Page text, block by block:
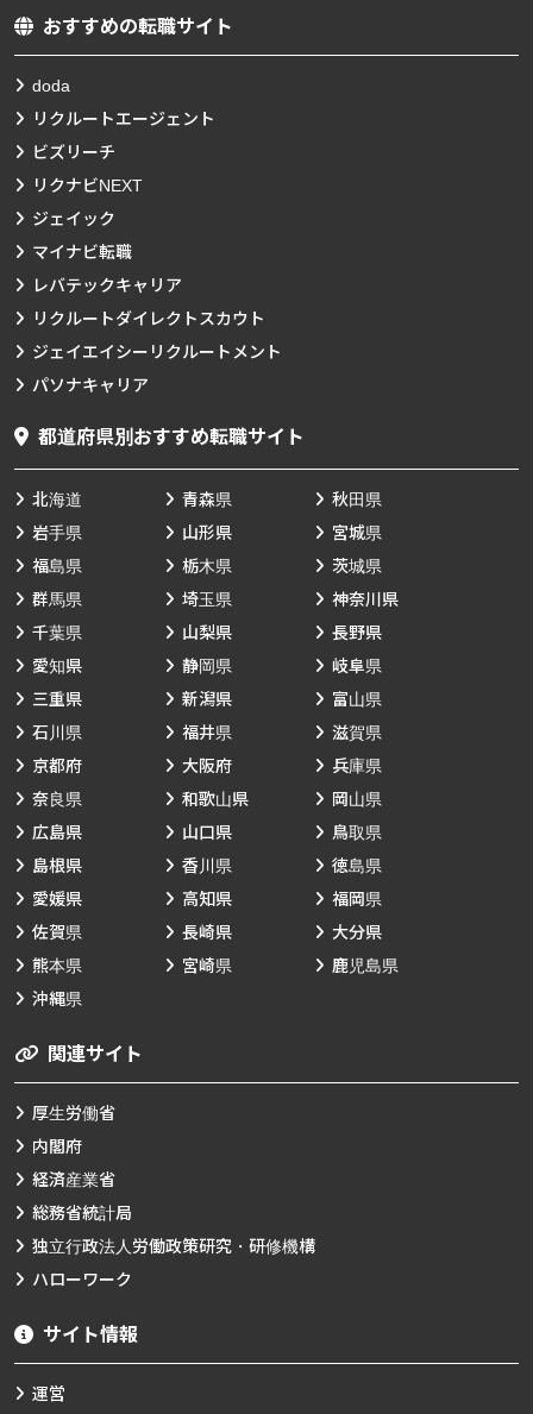
おすすめの転職サイト
doda
リクルートエージェント
ビズリーチ
リクナビNEXT
ジェイック
マイナビ転職
レバテックキャリア
リクルートダイレクトスカウト
ジェイエイシーリクルートメント
パソナキャリア
都道府県別おすすめ転職サイト
北海道 青森県
秋田県
岩手県
山形県
宮城県
福島県
栃木県
茨城県
群馬県
埼玉県
神奈川県
千葉県
山梨県
長野県
愛知県
静岡県
岐阜県
三重県
新潟県
富山県
石川県
福井県
滋賀県
京都府
大阪府
兵庫県
奈良県
和歌山県
岡山県
広島県
山口県
鳥取県
島根県
香川県
徳島県
愛媛県
高知県
福岡県
佐賀県
長崎県
大分県
熊本県
宮崎県
鹿児島県
沖縄県
関連サイト
厚生労働省
内閣府
経済産業省
総務省統計局
独立行政法人労働政策研究・研修機構
ハローワーク
サイト情報
運営